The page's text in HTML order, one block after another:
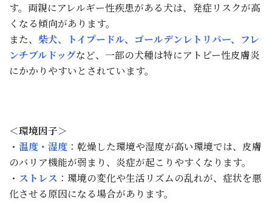
す。両親にアレルギー性疾患がある犬は、発症リスクが高
くなる傾向があります。
また、 柴犬、トイプードル、ゴールデンレトリバー、フレ
ンチブルドッグなど、一部の犬種は特にアトピー性皮膚炎
にかかりやすいとされています。
＜環境因子＞
・ 温度・湿度 ：乾燥した環境や湿度が高い環境では、皮膚
のバリア機能が弱まり、炎症が起こりやすくなります。
・ ストレス ：環境の変化や生活リズムの乱れが、症状を悪
化させる原因になる場合があります。